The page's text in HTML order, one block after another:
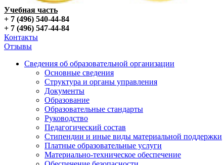
Учебная часть
+ 7 (496) 540-44-84
+ 7 (496) 547-44-84
Контакты
Отзывы
Сведения об образовательной организации
Основные сведения
Структура и органы управления
Документы
Образование
Образовательные стандарты
Руководство
Педагогический состав
Стипендии и иные виды материальной поддержки
Платные образовательные услуги
Материально-техническое обеспечение